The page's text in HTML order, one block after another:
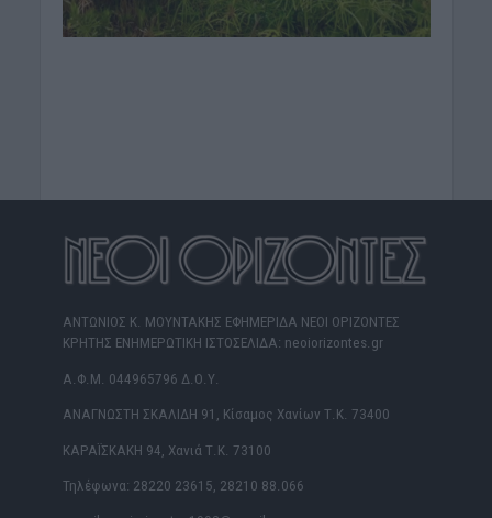
ΑΝΤΩΝΙΟΣ Κ. ΜΟΥΝΤΑΚΗΣ ΕΦΗΜΕΡΙΔΑ ΝΕΟΙ ΟΡΙΖΟΝΤΕΣ
ΚΡΗΤΗΣ ΕΝΗΜΕΡΩΤΙΚΗ ΙΣΤΟΣΕΛΙΔΑ: neoiorizontes.gr
Α.Φ.Μ. 044965796 Δ.Ο.Υ.
ΑΝΑΓΝΩΣΤΗ ΣΚΑΛΙΔΗ 91, Κίσαμος Χανίων Τ.Κ. 73400
ΚΑΡΑΪΣΚΑΚΗ 94, Χανιά Τ.Κ. 73100
Τηλέφωνα: 28220 23615, 28210 88.066